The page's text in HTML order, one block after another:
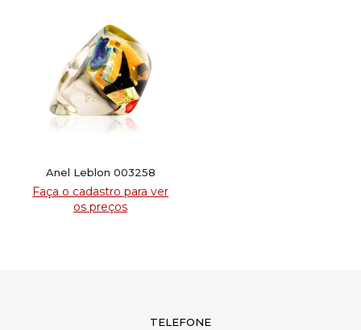
Anel Leblon 003258
Faça o cadastro para ver
os preços
TELEFONE